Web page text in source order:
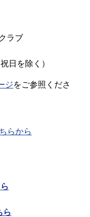
ラブ
日を除く）
ジをご参照くださ
らから
ら